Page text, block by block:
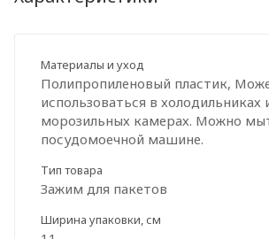
Материалы и уход
Полипропиленовый пластик,
использоваться в холодильниках
морозильных камерах. Можно
посудомоечной машине.
Тип товара
Зажим для пакетов
Ширина упаковки, см